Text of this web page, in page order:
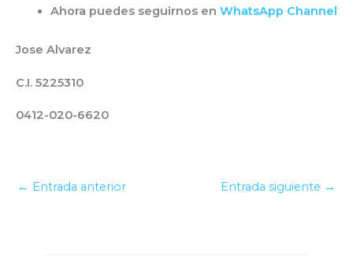
Ahora puedes seguirnos en WhatsApp Channel
Jose Alvarez
C.I. 5225310
0412-020-6620
← Entrada anterior Entrada siguiente →